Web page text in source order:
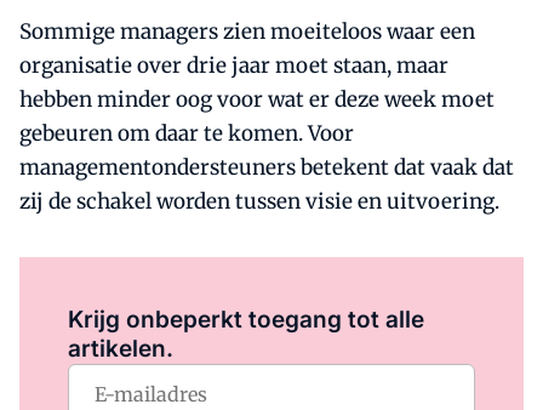
Sommige managers zien moeiteloos waar een
organisatie over drie jaar moet staan, maar
hebben minder oog voor wat er deze week moet
gebeuren om daar te komen. Voor
managementondersteuners betekent dat vaak dat
zij de schakel worden tussen visie en uitvoering.
Krijg onbeperkt toegang tot alle
artikelen.